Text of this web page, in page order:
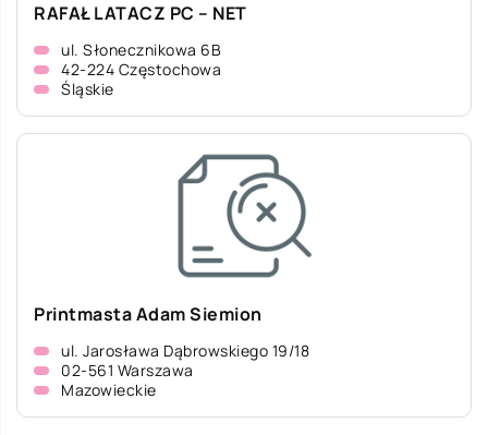
RAFAŁ LATACZ PC – NET
ul. Słonecznikowa 6B
42-224 Częstochowa
Śląskie
Printmasta Adam Siemion
ul. Jarosława Dąbrowskiego 19/18
02-561 Warszawa
Mazowieckie